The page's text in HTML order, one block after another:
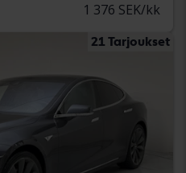
1 376 SEK/kk
21 Tarjoukset